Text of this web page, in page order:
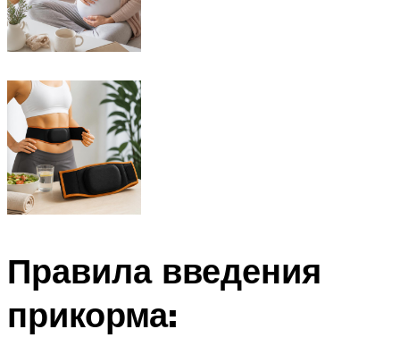
Правила введения
прикорма: